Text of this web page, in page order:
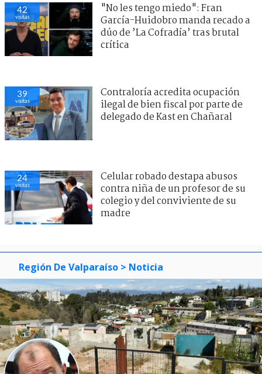
42
visitas
"No les tengo miedo": Fran
García-Huidobro manda recado a
dúo de ’La Cofradía’ tras brutal
crítica
39
visitas
Contraloría acredita ocupación
ilegal de bien fiscal por parte de
delegado de Kast en Chañaral
24
visitas
Celular robado destapa abusos
contra niña de un profesor de su
colegio y del conviviente de su
madre
Región De Valparaíso > Noticia